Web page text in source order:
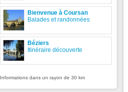
Bienvenue à Coursan
Balades et randonnées
Béziers
Itinéraire découverte
Informations dans un rayon de 30 km